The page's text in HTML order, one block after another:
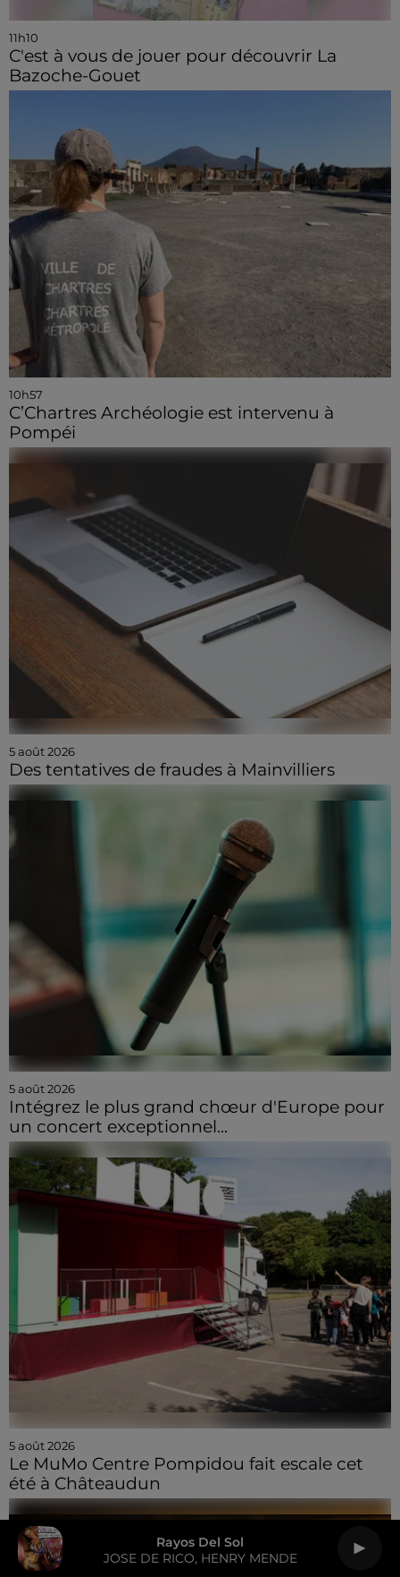
Rayos Del Sol
JOSE DE RICO, HENRY MENDE
11h10
C'est à vous de jouer pour découvrir La
Bazoche-Gouet
10h57
C’Chartres Archéologie est intervenu à
Pompéi
5 août 2026
Des tentatives de fraudes à Mainvilliers
5 août 2026
Intégrez le plus grand chœur d'Europe pour
un concert exceptionnel...
5 août 2026
Le MuMo Centre Pompidou fait escale cet
été à Châteaudun